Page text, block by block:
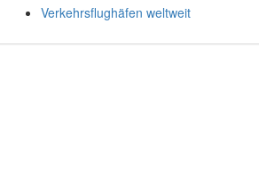
Verkehrsflughäfen weltweit